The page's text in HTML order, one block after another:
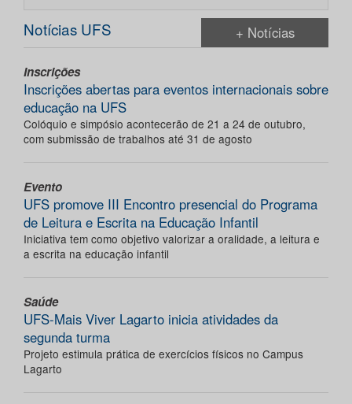
Notícias UFS + Notícias
Inscrições
Inscrições abertas para eventos internacionais sobre
educação na UFS
Colóquio e simpósio acontecerão de 21 a 24 de outubro,
com submissão de trabalhos até 31 de agosto
Evento
UFS promove III Encontro presencial do Programa
de Leitura e Escrita na Educação Infantil
Iniciativa tem como objetivo valorizar a oralidade, a leitura e
a escrita na educação infantil
Saúde
UFS-Mais Viver Lagarto inicia atividades da
segunda turma
Projeto estimula prática de exercícios físicos no Campus
Lagarto